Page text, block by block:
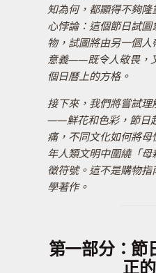
知為何，都顯得不夠
心悖論：這個節日試
物，試圖將由另一個
意義——既令人敬畏，
個日曆上的方格。
接下來，我們將嘗試
——鮮花和色彩，節日
痛，不同文化如何將
年人類文明中圍繞「
徵符號。這不是購物
學著作。
第一部分：節
正